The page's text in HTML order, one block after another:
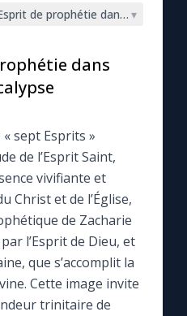
de prophétie dans ▾
dans
« sept Esprits »
de l’Esprit Saint,
vivifiante et
Christ et de l’Église,
de Zacharie
l’Esprit de Dieu, et
que s’accomplit la
Cette image invite
trinitaire de